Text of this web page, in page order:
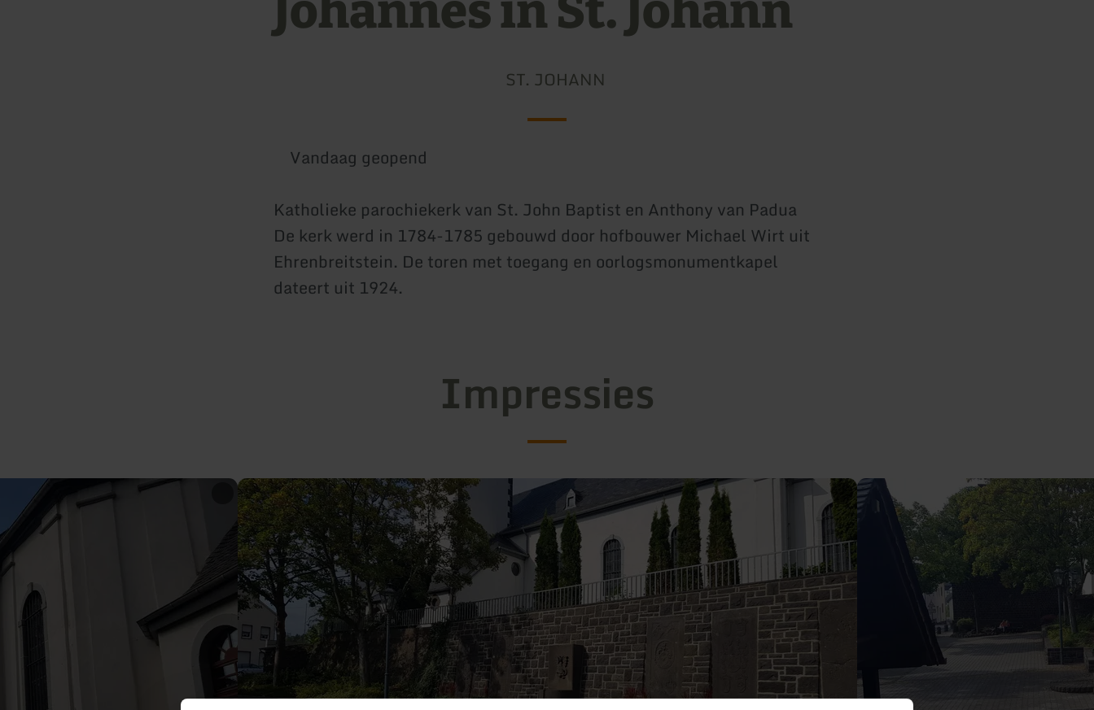
ST. JOHANN
Vandaag geopend
Katholieke parochiekerk van St. John Baptist en Anthony van Padua
De kerk werd in 1784-1785 gebouwd door hofbouwer Michael Wirt uit
Ehrenbreitstein. De toren met toegang en oorlogsmonumentkapel
dateert uit 1924.
Impressies